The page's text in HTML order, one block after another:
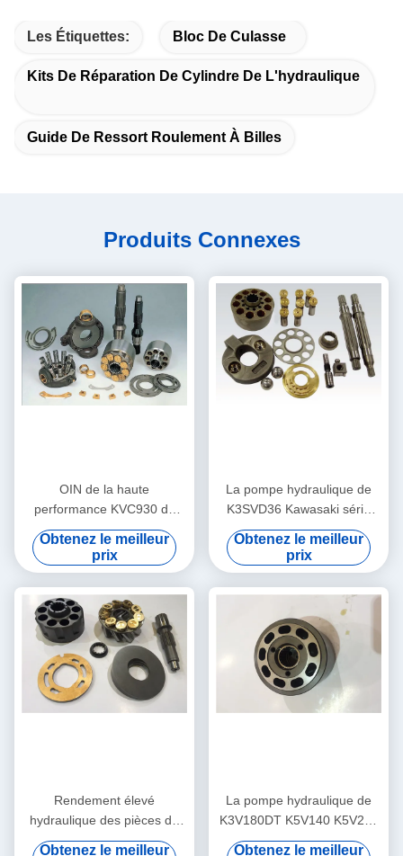
Les Étiquettes: Bloc De Culasse
Kits De Réparation De Cylindre De L'hydraulique
Guide De Ressort Roulement À Billes
Produits Connexes
OIN de la haute
performance KVC930 de
KVC932 Kawasaki Hydraulic
Pump Parts Kvc 925
Obtenez le meilleur
prix
La pompe hydraulique de
K3SVD36 Kawasaki série
partie/de la guide de ressort
roulement à billes K3V
Obtenez le meilleur
prix
Rendement élevé
hydraulique des pièces de
rechange K3SP36C
Obtenez le meilleur
La pompe hydraulique de
K3V180DT K5V140 K5V200
Kawasaki partie des biens
Obtenez le meilleur